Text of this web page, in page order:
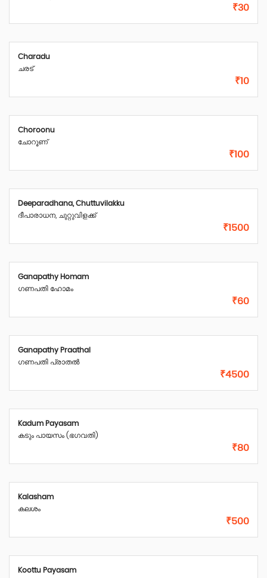
₹30
Charadu
ചരട്
₹10
Choroonu
ചോറൂണ്
₹100
Deeparadhana, Chuttuvilakku
ദീപാരാധന, ചുറ്റുവിളക്ക്
₹1500
Ganapathy Homam
ഗണപതി ഹോമം
₹60
Ganapathy Praathal
ഗണപതി പ്രാതൽ
₹4500
Kadum Payasam
കടും പായസം (ഭഗവതി)
₹80
Kalasham
കലശം
₹500
Koottu Payasam